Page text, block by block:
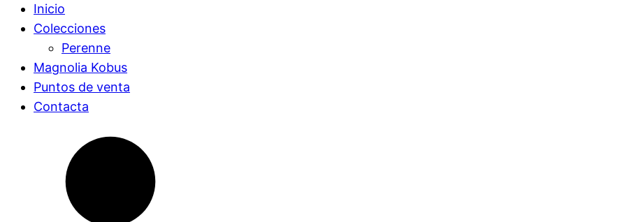
Inicio
Colecciones
Perenne
Magnolia Kobus
Puntos de venta
Contacta